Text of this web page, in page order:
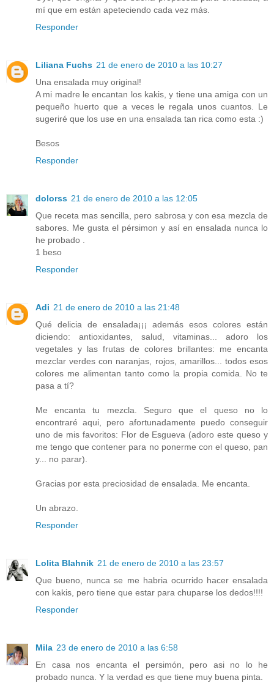
mí que em están apeteciendo cada vez más.
Responder
Liliana Fuchs 21 de enero de 2010 a las 10:27
Una ensalada muy original!
A mi madre le encantan los kakis, y tiene una amiga con un
pequeño huerto que a veces le regala unos cuantos. Le
sugeriré que los use en una ensalada tan rica como esta :)
Besos
Responder
dolorss 21 de enero de 2010 a las 12:05
Que receta mas sencilla, pero sabrosa y con esa mezcla de
sabores. Me gusta el pérsimon y así en ensalada nunca lo
he probado .
1 beso
Responder
Adi 21 de enero de 2010 a las 21:48
Qué delicia de ensalada¡¡¡ además esos colores están
diciendo: antioxidantes, salud, vitaminas... adoro los
vegetales y las frutas de colores brillantes: me encanta
mezclar verdes con naranjas, rojos, amarillos... todos esos
colores me alimentan tanto como la propia comida. No te
pasa a tí?
Me encanta tu mezcla. Seguro que el queso no lo
encontraré aqui, pero afortunadamente puedo conseguir
uno de mis favoritos: Flor de Esgueva (adoro este queso y
me tengo que contener para no ponerme con el queso, pan
y... no parar).
Gracias por esta preciosidad de ensalada. Me encanta.
Un abrazo.
Responder
Lolita Blahnik 21 de enero de 2010 a las 23:57
Que bueno, nunca se me habria ocurrido hacer ensalada
con kakis, pero tiene que estar para chuparse los dedos!!!!
Responder
Mila 23 de enero de 2010 a las 6:58
En casa nos encanta el persimón, pero asi no lo he
probado nunca. Y la verdad es que tiene muy buena pinta.